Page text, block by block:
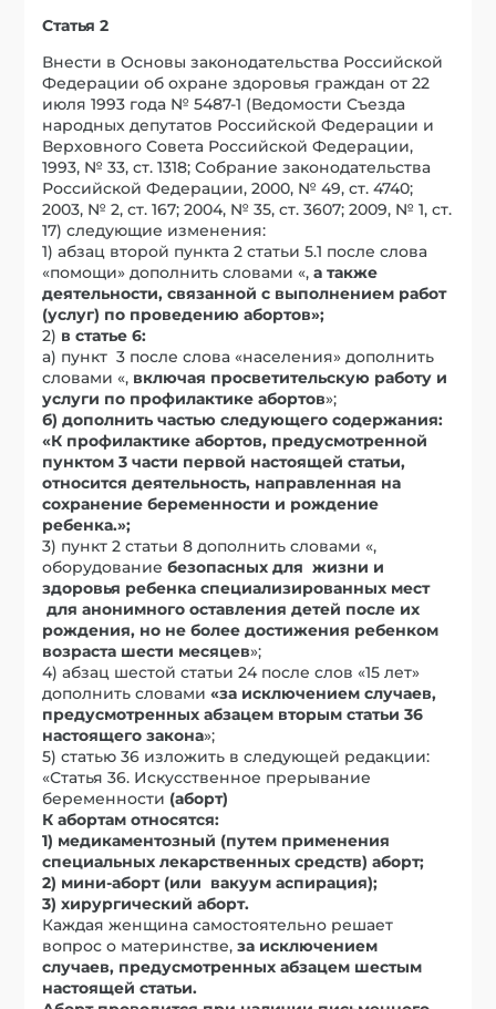
Статья 2
Внести в Основы законодательства Российской
Федерации об охране здоровья граждан от 22
июля 1993 года № 5487-1 (Ведомости Съезда
народных депутатов Российской Федерации и
Верховного Совета Российской Федерации,
1993, № 33, ст. 1318; Собрание законодательства
Российской Федерации, 2000, № 49, ст. 4740;
2003, № 2, ст. 167; 2004, № 35, ст. 3607; 2009, № 1, ст.
17) следующие изменения:
1) абзац второй пункта 2 статьи 5.1 после слова
«помощи» дополнить словами «,а также
деятельности, связанной с выполнением работ
(услуг) по проведению абортов»;
2) в статье 6:
а) пункт 3 после слова «населения» дополнить
словами «, включая просветительскую работу и
услуги по профилактике абортов»;
б) дополнить частью следующего содержания:
«К профилактике абортов, предусмотренной
пунктом 3 части первой настоящей статьи,
относится деятельность, направленная на
сохранение беременности и рождение
ребенка.»;
3) пункт 2 статьи 8 дополнить словами «,
оборудованиебезопасных для жизни и
здоровья ребенка специализированных мест
для анонимного оставления детей после их
рождения, но не более достижения ребенком
возраста шести месяцев»;
4) абзац шестой статьи 24 после слов «15 лет»
дополнить словами«за исключением случаев,
предусмотренных абзацем вторым статьи 36
настоящего закона»;
5) статью 36 изложить в следующей редакции:
«Статья 36. Искусственное прерывание
беременности (аборт)
К абортам относятся:
1) медикаментозный (путем применения
специальных лекарственных средств) аборт;
2) мини-аборт (или вакуум аспирация);
3) хирургический аборт.
Каждая женщина самостоятельно решает
вопрос о материнстве,за исключением
случаев, предусмотренных абзацем шестым
настоящей статьи.